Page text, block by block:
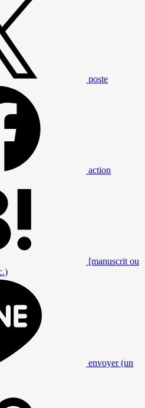
poste
action
[manuscrit ou
envoyer (un